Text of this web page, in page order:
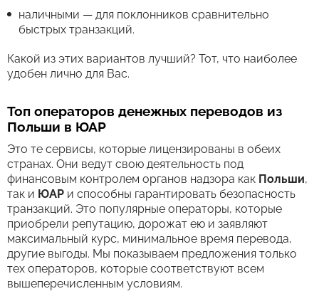
наличными — для поклонников сравнительно
быстрых транзакций.
Какой из этих вариантов лучший? Тот, что наиболее
удобен лично для Вас.
Топ операторов денежных переводов из
Польши в ЮАР
Это те сервисы, которые лицензированы в обеих
странах. Они ведут свою деятельность под
финансовым контролем органов надзора как Польши,
так и ЮАР и способны гарантировать безопасность
транзакций. Это популярные операторы, которые
приобрели репутацию, дорожат ею и заявляют
максимальный курс, минимальное время перевода,
другие выгоды. Мы показываем предложения только
тех операторов, которые соответствуют всем
вышеперечисленным условиям.